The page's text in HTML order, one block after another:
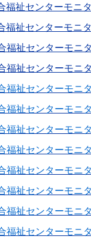
祉センターモニ
祉センターモニ
福祉センターモニ
福祉センターモニ
福祉センターモニ
福祉センターモニ
福祉センターモニ
福祉センターモニ
福祉センターモニ
福祉センターモニ
福祉センターモニ
福祉センターモニ